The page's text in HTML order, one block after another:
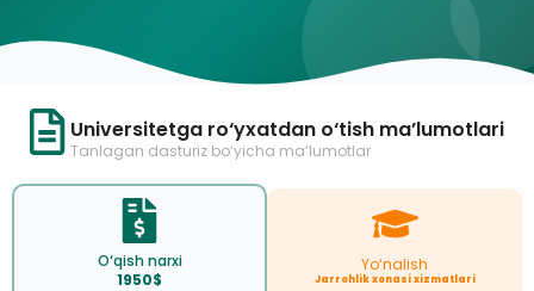
Universitetga ro‘yxatdan o‘tish ma’lumotlari
Tanlagan dasturiz bo‘yicha ma’lumotlar
O‘qish narxi
1950$
Yo‘nalish
Jarrohlik xonasi xizmatlari